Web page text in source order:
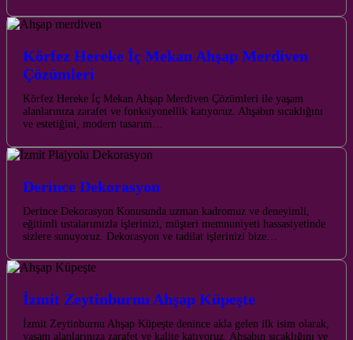
Körfez Hereke İç Mekan Ahşap Merdiven
Çözümleri
Körfez Hereke İç Mekan Ahşap Merdiven Çözümleri ile yaşam
alanlarınıza zarafet ve fonksiyonellik katıyoruz. Ahşabın sıcaklığını
ve estetiğini, modern tasarım…
Derince Dekorasyon
Derince Dekorasyon Konusunda uzman kadromuz ve deneyimli,
eğitimli ustalarımızla işlerinizi, müşteri memnuniyeti hassasiyetinde
sizlere sunuyoruz. Dekorasyon ve tadilat işlerinizi bize…
İzmit Zeytinburnu Ahşap Küpeşte
İzmit Zeytinburnu Ahşap Küpeşte denince akla gelen ilk isim olarak,
yaşam alanlarınıza zarafet ve kalite katıyoruz. Ahşabın sıcaklığını ve